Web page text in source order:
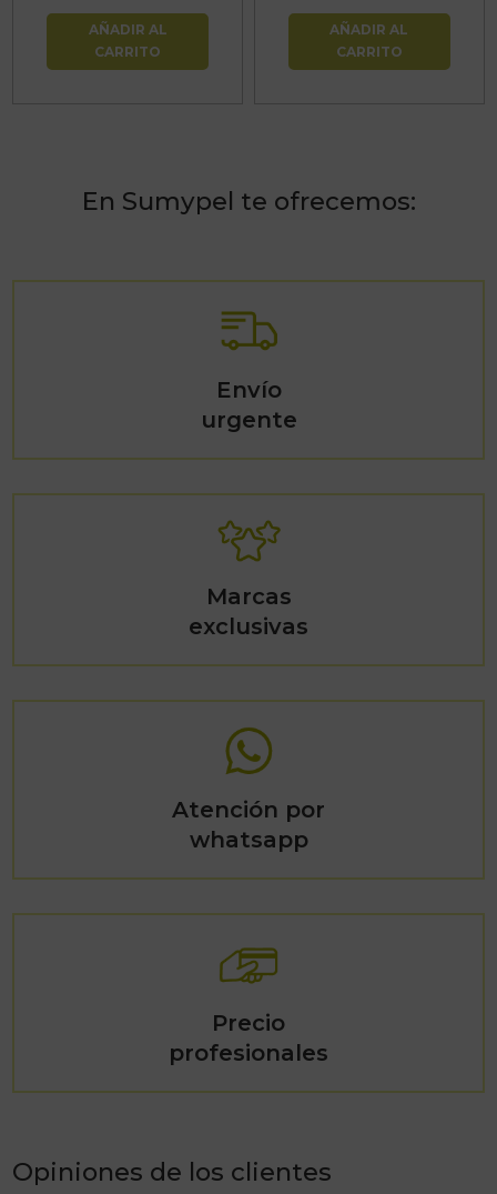
AÑADIR AL
CARRITO
AÑADIR AL
CARRITO
En Sumypel te ofrecemos:
Envío
urgente
Marcas
exclusivas
Atención por
whatsapp
Precio
profesionales
Opiniones de los clientes